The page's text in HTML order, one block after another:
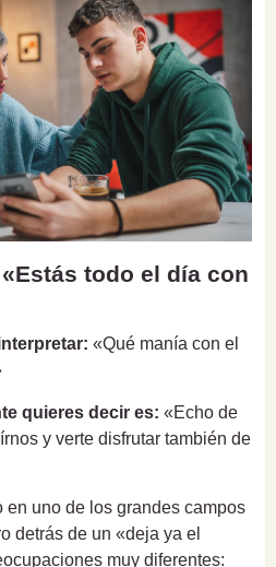
todo el día con
«Qué manía con el
quieres decir es: «Echo de
y verte disfrutar también de
en uno de los grandes campos
detrás de un «deja ya el
muy diferentes: